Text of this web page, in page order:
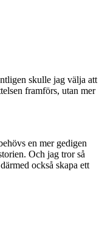
skulle jag välja att
framförs, utan mer
en mer gedigen
Och jag tror så
också skapa ett